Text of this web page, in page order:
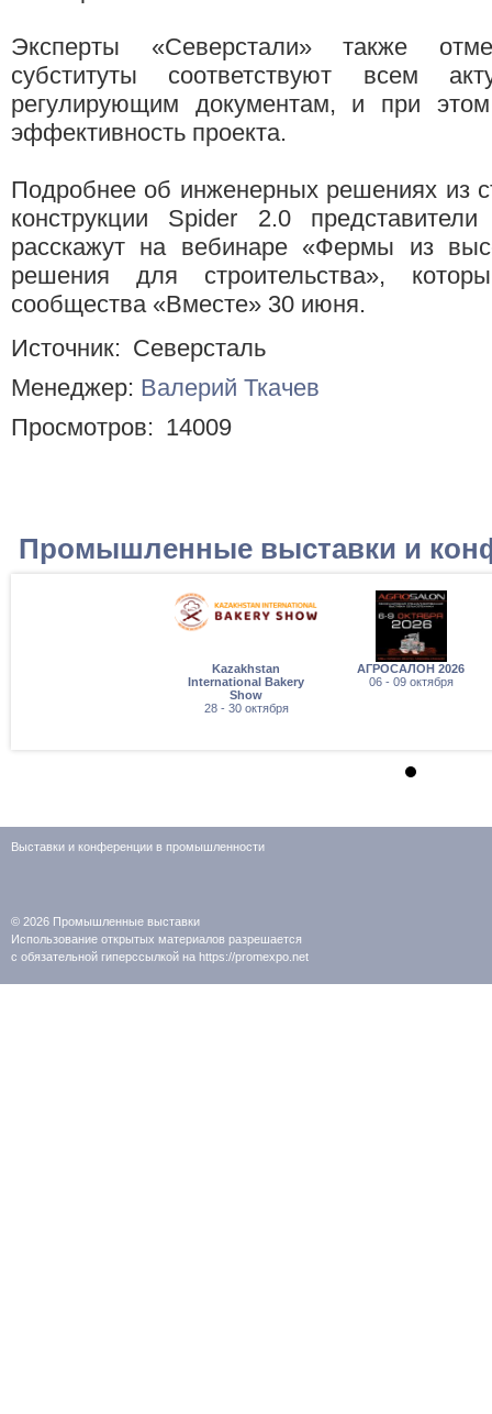
Эксперты «Северстали» также
субституты соответствуют всем
регулирующим документам, и при
эффективность проекта.
Подробнее об инженерных решениях из
конструкции Spider 2.0
расскажут на вебинаре «Фермы из
решения для строительства»,
сообщества «Вместе» 30 июня.
Источник: Северсталь
Менеджер: Валерий Ткачев
Просмотров: 14009
Промышленные выставки и
Kazakhstan
International Bakery
Show
28 - 30 октября
АГРОСАЛОН 2026
06 - 09 октября
Выставки и конференции в промышленности
© 2026 Промышленные выставки
Использование открытых материалов разрешается
с обязательной гиперссылкой на https://promexpo.net